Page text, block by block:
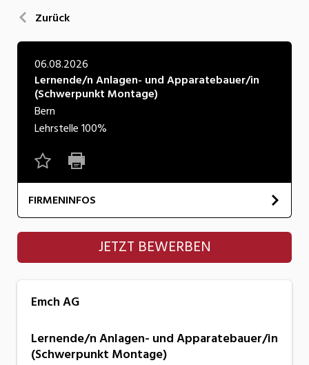
Kultur
Natur
Verkehr/Logistik
Wirtschaft/Verwaltung
Zurück
06.08.2026
Lernende/n Anlagen- und Apparatebauer/in
(Schwerpunkt Montage)
Bern
Lehrstelle100%
FIRMENINFOS
Emch AG
JETZT BEWERBEN
Emch AG
Lernende/n Anlagen- und Apparatebauer/in
(Schwerpunkt Montage)